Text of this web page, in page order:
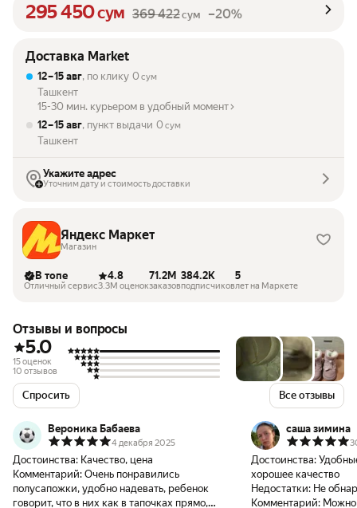
295 450сум 369 422сум –20%
Доставка Market
12 – 15 авг, по клику 0 сум
Ташкент
15-30 мин. курьером в удобный момент
12 – 15 авг, пункт выдачи 0 сум
Ташкент
Укажите адрес
Уточним дату и стоимость доставки
Яндекс Маркет
Магазин
В топе
Отличный сервис
4.8
3.3M оценок
71.2M
заказов
384.2K
подписчиков
5
лет на Маркете
Отзывы и вопросы
5.0
15 оценок
10 отзывов
Спросить Все отзывы
Вероника Бабаева
4 декабря 2025
Достоинства: Качество, цена
Комментарий: Очень понравились
полусапожки, удобно надевать, ребенок
говорит, что в них как в тапочках прямо,
саша зимина
Достоинства:
хорошее качество
Недостатки: Не
Комментарий: Можно